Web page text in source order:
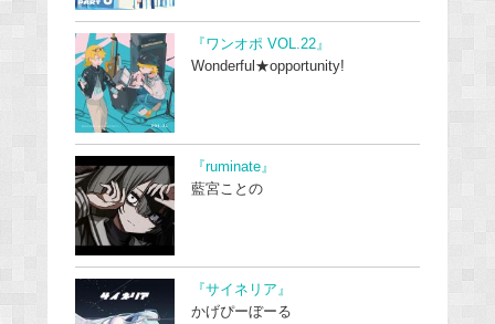
『ワンオポ VOL.22』
Wonderful★opportunity!
『ruminate』
藍宮ことの
『サイネリア』
かげぴーぼーる